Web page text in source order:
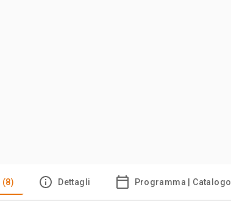
(8) Dettagli Programma | Catalogo